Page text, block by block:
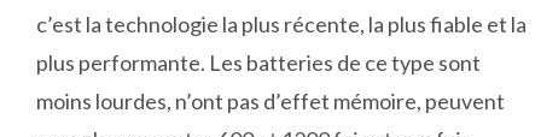
c’est la technologie la plus récente, la plus fiable et la
plus performante. Les batteries de ce type sont
moins lourdes, n’ont pas d’effet mémoire, peuvent